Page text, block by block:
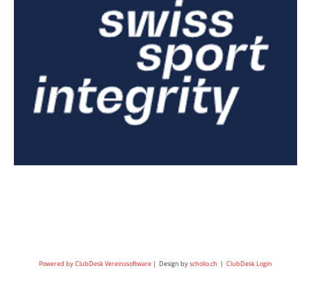
Powered by ClubDesk Vereinssoftware | Design byscholio.ch | ClubDesk Login